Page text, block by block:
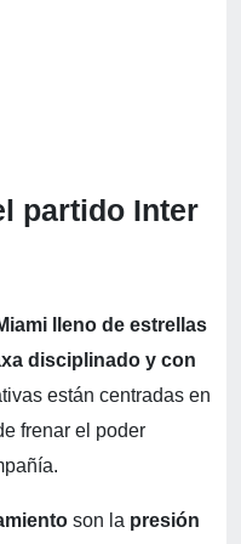
partido Inter
lleno de estrellas
disciplinado y con
están centradas en
frenar el poder
son la presión